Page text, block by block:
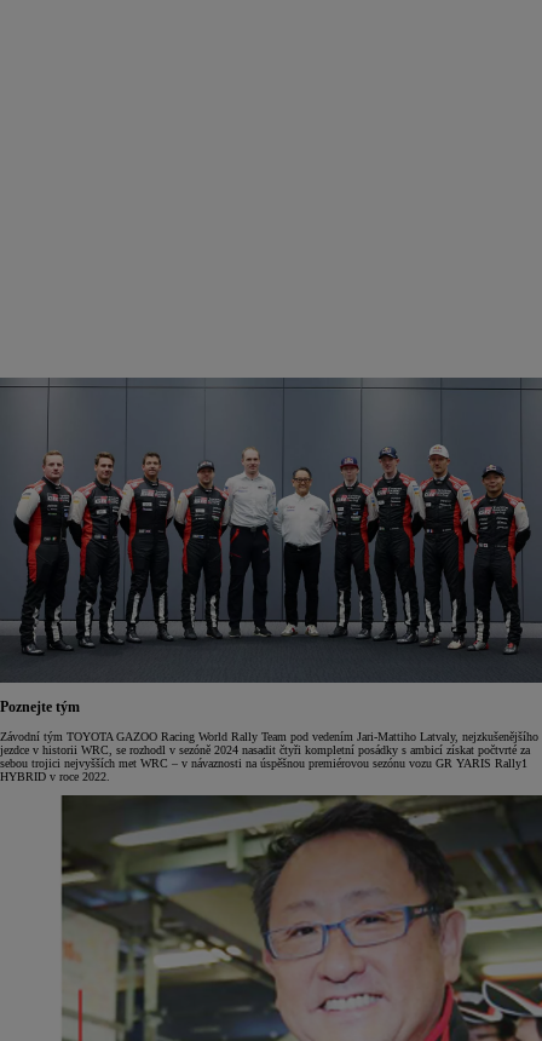
Poznejte tým
Závodní tým TOYOTA GAZOO Racing World Rally Team pod vedením Jari-Mattiho Latvaly, nejzkušenějšího
jezdce v historii WRC, se rozhodl v sezóně 2024 nasadit čtyři kompletní posádky s ambicí získat počtvrté za
sebou trojici nejvyšších met WRC – v návaznosti na úspěšnou premiérovou sezónu vozu GR YARIS Rally1
HYBRID v roce 2022.